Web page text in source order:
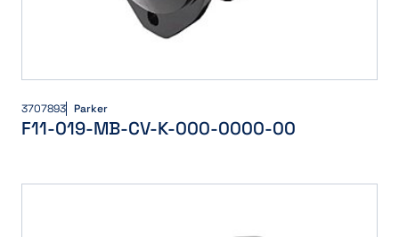
3707893 Parker
F11-019-MB-CV-K-000-0000-00